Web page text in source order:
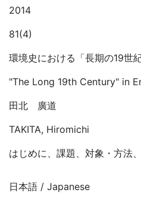
2014
81(4)
環境史における「長期の19
"The Long 19th Century" in
田北 廣道
TAKITA, Hiromichi
はじめに、課題、対象・方法
日本語 / Japanese